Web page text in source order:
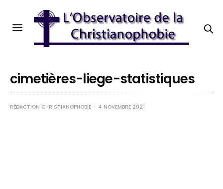
cimetières-liege-statistiques
RÉDACTION CHRISTIANOPHOBIE 4 NOVEMBRE 2021